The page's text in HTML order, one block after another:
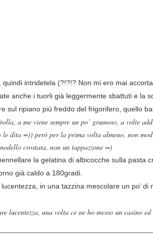
intridetela (?!?!? Non mi ero mai
anche i tuorli già leggermente sbattuti e la
sul ripiano più freddo del frigorifero, quello
a me viene sempre un po’ grumoso, a volte
dita =)) però per la prima volta almeno, non
crostata, non un tappazzone =)
la gelatina di albicocche sulla pasta
già caldo a 180gradi.
in una tazzina mescolare un po’
una volta ce ne ho messo un casino